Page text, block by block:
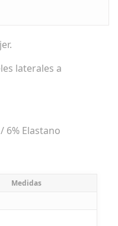
laterales a
6% Elastano
Medidas